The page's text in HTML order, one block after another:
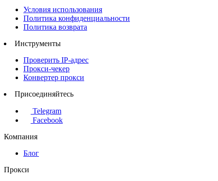
Условия использования
Политика конфиденциальности
Политика возврата
Инструменты
Проверить IP-адрес
Прокси-чекер
Конвертер прокси
Присоединяйтесь
Telegram
Facebook
Компания
Блог
Прокси